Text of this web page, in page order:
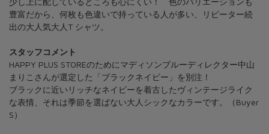
豊富だから、何枚も色違いで持っている人が多い、リピーター続
出の大人気大人T シャツ。
スタッフコメント
HAPPY PLUS STOREのためにマディソンブルーディレクター中山
まりこさんが選定した「ブラックネイビー」を別注！
ブラックに近いリッチなネイビーを着古したヴィンテージライク
な表情、それは季節を選ばない大人シックなカラーです。（Buyer
S）